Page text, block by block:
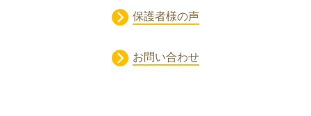
保護者様の声
お問い合わせ